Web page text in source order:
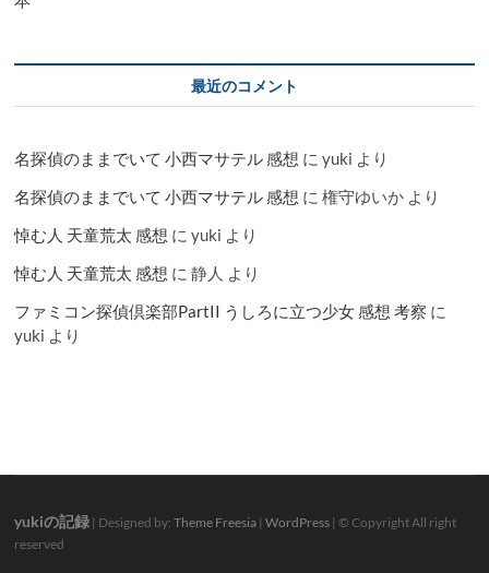
最近のコメント
名探偵のままでいて 小西マサテル 感想 にyuki より
名探偵のままでいて 小西マサテル 感想 に権守ゆいか より
悼む人 天童荒太 感想 にyuki より
悼む人 天童荒太 感想 に静人 より
ファミコン探偵倶楽部PartII うしろに立つ少女 感想 考察 に
yuki より
yukiの記録 | Designed by:Theme Freesia |WordPress | © Copyright All right
reserved